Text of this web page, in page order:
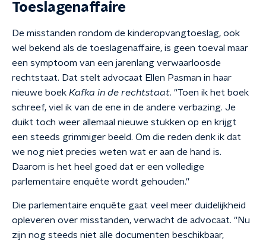
Toeslagenaffaire
De misstanden rondom de kinderopvangtoeslag, ook
wel bekend als de toeslagenaffaire, is geen toeval maar
een symptoom van een jarenlang verwaarloosde
rechtstaat. Dat stelt advocaat Ellen Pasman in haar
nieuwe boek Kafka in de rechtstaat. ''Toen ik het boek
schreef, viel ik van de ene in de andere verbazing. Je
duikt toch weer allemaal nieuwe stukken op en krijgt
een steeds grimmiger beeld. Om die reden denk ik dat
we nog niet precies weten wat er aan de hand is.
Daarom is het heel goed dat er een volledige
parlementaire enquête wordt gehouden.''
Die parlementaire enquête gaat veel meer duidelijkheid
opleveren over misstanden, verwacht de advocaat. ''Nu
zijn nog steeds niet alle documenten beschikbaar,